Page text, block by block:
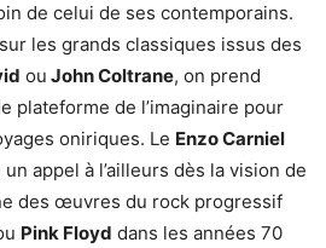
de celui de ses contemporains.
les grands classiques issus des
ou John Coltrane, on prend
plateforme de l’imaginaire pour
oniriques. Le Enzo Carniel
appel à l’ailleurs dès la vision de
des œuvres du rock progressif
Pink Floyd dans les années 70